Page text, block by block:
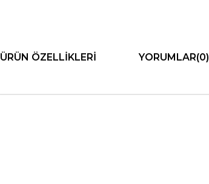
ÜRÜN ÖZELLIKLERI YORUMLAR(0)